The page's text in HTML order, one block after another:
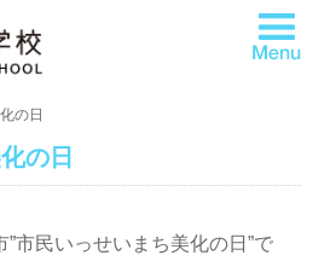
の日
の日
市民いっせいまち美化の日”で